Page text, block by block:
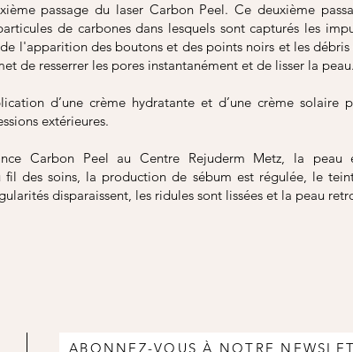
passage du laser Carbon Peel. Ce deuxième
de carbones dans lesquels sont capturés les
l'apparition des boutons et des points noirs et les
de resserrer les pores instantanément et de lisser la peau.
d’une crème hydratante et d’une crème solaire
extérieures.
Carbon Peel au Centre Rejuderm Metz, la peau
fil des soins, la production de sébum est régulée, le
disparaissent, les ridules sont lissées et la peau
ABONNEZ-VOUS À NOTRE